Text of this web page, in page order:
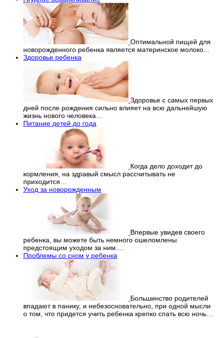
Оптимальной пищей для
новорожденного ребенка является материнское молоко...
Здоровье ребенка
Здоровье с самых первых
дней после рождения сильно влияет на всю дальнейшую
жизнь нового человека…
Питание детей до года
Когда дело доходит до
кормления, на здравый смысл рассчитывать не
приходится…
Уход за новорожденным
Впервые увидев своего
ребенка, вы можете быть немного ошеломлены
предстоящим уходом за ним.…
Проблемы со сном у ребенка
Большинство родителей
впадают в панику, и небезосновательно, при одной мысли
о том, что придется учить ребенка крепко спать всю ночь…